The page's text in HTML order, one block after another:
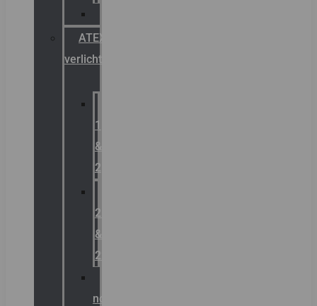
ATEX
verlichting
1
&
2
21
&
22
noodverlichting